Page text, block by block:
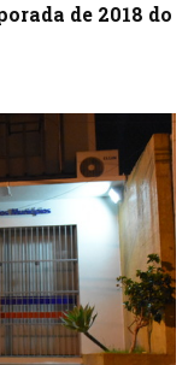
de 2018 do